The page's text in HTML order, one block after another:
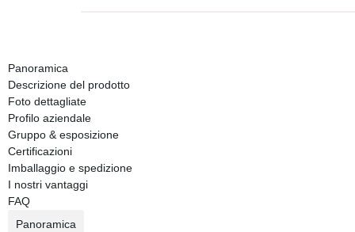
Panoramica
Descrizione del prodotto
Foto dettagliate
Profilo aziendale
Gruppo & esposizione
Certificazioni
Imballaggio e spedizione
I nostri vantaggi
FAQ
Panoramica